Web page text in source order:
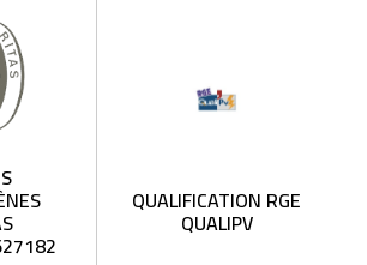
QUALIFICATION RGE
QUALIPV